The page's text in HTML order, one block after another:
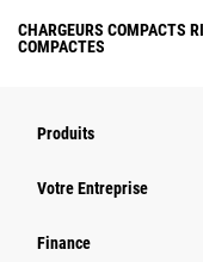
CHARGEURS COMPACTS
COMPACTES
Produits
Votre Entreprise
Finance